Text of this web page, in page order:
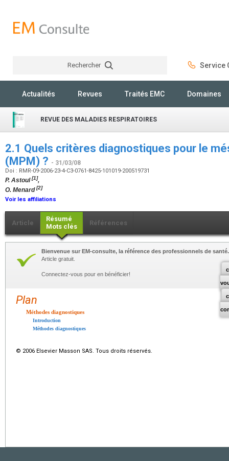
Rechercher Service
Actualités Revues Traités EMC Domaines
REVUE DES MALADIES RESPIRATOIRES
2.1 Quels critères diagnostiques pour le
(MPM) ? - 31/03/08
Doi : RMR-09-2006-23-4-C3-0761-8425-101019-200519731
P. Astoul[1],
O. Menard[2]
Voir les affiliations
Article
Résumé
Mots clés
Références
Bienvenue sur EM-consulte, la référence des professionnels de santé.
Article gratuit.
Connectez-vous pour en bénéficier!
Plan
Méthodes diagnostiques
Introduction
Méthodes diagnostiques
© 2006 Elsevier Masson SAS. Tous droits réservés.